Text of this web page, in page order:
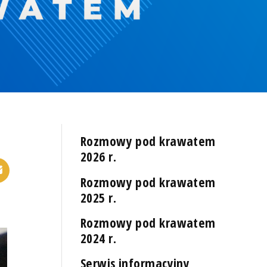
Rozmowy pod krawatem
2026 r.
Rozmowy pod krawatem
2025 r.
Rozmowy pod krawatem
2024 r.
Serwis informacyjny